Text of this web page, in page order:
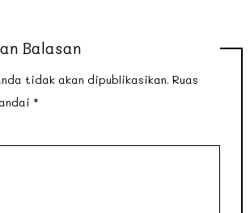
Balasan
tidak akan dipublikasikan. Ruas
*